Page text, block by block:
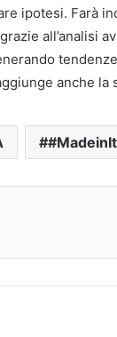
ipotesi. Farà
all’analisi
anche la